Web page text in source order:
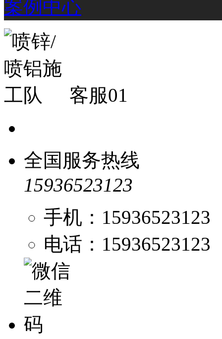
案例中心
客服01
全国服务热线
15936523123
手机：15936523123
电话：15936523123